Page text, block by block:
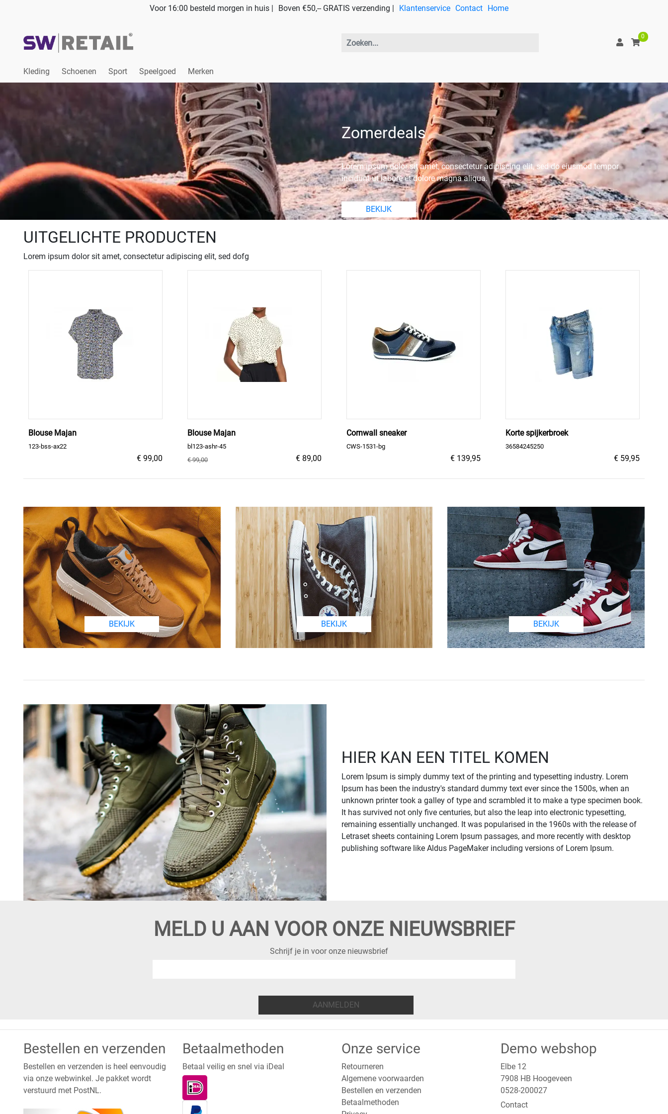
Voor 16:00 besteld morgen in huis | Boven €50,-- GRATIS verzending | Klantenservice Contact Home
0
Kleding Schoenen Sport Speelgoed Merken
Zomerdeals
Lorem ipsum dolor sit amet, consectetur adipiscing elit, sed do eiusmod tempor
incidunt ut labore et dolore magna aliqua.
BEKIJK
UITGELICHTE PRODUCTEN
Lorem ipsum dolor sit amet, consectetur adipiscing elit, sed dofg
Blouse Majan
123-bss-ax22
€ 99,00
Blouse Majan
bl123-ashr-45
€ 99,00
€ 89,00
Cornwall sneaker
CWS-1531-bg
€ 139,95
Korte spijkerbroek
36584245250
€ 59,95
BEKIJK BEKIJK BEKIJK
HIER KAN EEN TITEL KOMEN
Lorem Ipsum is simply dummy text of the printing and typesetting industry. Lorem
Ipsum has been the industry's standard dummy text ever since the 1500s, when an
unknown printer took a galley of type and scrambled it to make a type specimen book.
It has survived not only five centuries, but also the leap into electronic typesetting,
remaining essentially unchanged. It was popularised in the 1960s with the release of
Letraset sheets containing Lorem Ipsum passages, and more recently with desktop
publishing software like Aldus PageMaker including versions of Lorem Ipsum.
MELD U AAN VOOR ONZE NIEUWSBRIEF
Schrijf je in voor onze nieuwsbrief
AANMELDEN
Bestellen en verzenden
Bestellen en verzenden is heel eenvoudig
via onze webwinkel. Je pakket wordt
verstuurd met PostNL.
Betaalmethoden
Betaal veilig en snel via iDeal
Onze service
Retourneren
Algemene voorwaarden
Bestellen en verzenden
Betaalmethoden
Demo webshop
Elbe 12
7908 HB Hoogeveen
0528-200027
Contact